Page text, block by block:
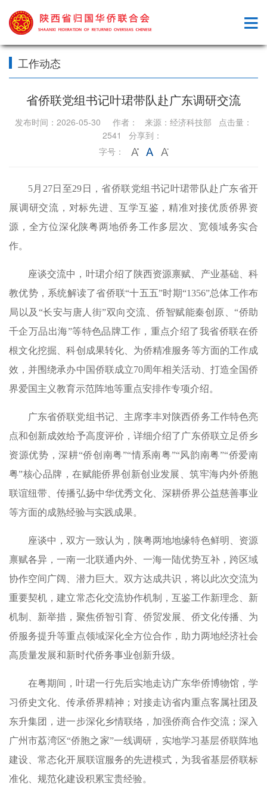
工作动态
省侨联党组书记叶珺带队赴广东调研交流
发布时间：2026-05-30 作者： 来源：经济科技部 点击量：
2541 分享到：
字号：
5月27日至29日，省侨联党组书记叶珺带队赴广东省开
展调研交流，对标先进、互学互鉴，精准对接优质侨界资
源，全方位深化陕粤两地侨务工作多层次、宽领域务实合
作。
座谈交流中，叶珺介绍了陕西资源禀赋、产业基础、科
教优势，系统解读了省侨联“十五五”时期“1356”总体工作布
局以及“长安与唐人街”双向交流、侨智赋能秦创原、“侨助
千企万品出海”等特色品牌工作，重点介绍了我省侨联在侨
根文化挖掘、科创成果转化、为侨精准服务等方面的工作成
效，并围绕承办中国侨联成立70周年相关活动、打造全国侨
界爱国主义教育示范阵地等重点安排作专项介绍。
广东省侨联党组书记、主席李丰对陕西侨务工作特色亮
点和创新成效给予高度评价，详细介绍了广东侨联立足侨乡
资源优势，深耕“侨创南粤”“情系南粤”“风韵南粤”“侨爱南
粤”核心品牌，在赋能侨界创新创业发展、筑牢海内外侨胞
联谊纽带、传播弘扬中华优秀文化、深耕侨界公益慈善事业
等方面的成熟经验与实践成果。
座谈中，双方一致认为，陕粤两地地缘特色鲜明、资源
禀赋各异，一南一北联通内外、一海一陆优势互补，跨区域
协作空间广阔、潜力巨大。双方达成共识，将以此次交流为
重要契机，建立常态化交流协作机制，互鉴工作新理念、新
机制、新举措，聚焦侨智引育、侨贸发展、侨文化传播、为
侨服务提升等重点领域深化全方位合作，助力两地经济社会
高质量发展和新时代侨务事业创新升级。
在粤期间，叶珺一行先后实地走访广东华侨博物馆，学
习侨史文化、传承侨界精神；对接走访省内重点客属社团及
东升集团，进一步深化乡情联络，加强侨商合作交流；深入
广州市荔湾区“侨胞之家”一线调研，实地学习基层侨联阵地
建设、常态化开展联谊服务的先进模式，为我省基层侨联标
准化、规范化建设积累宝贵经验。